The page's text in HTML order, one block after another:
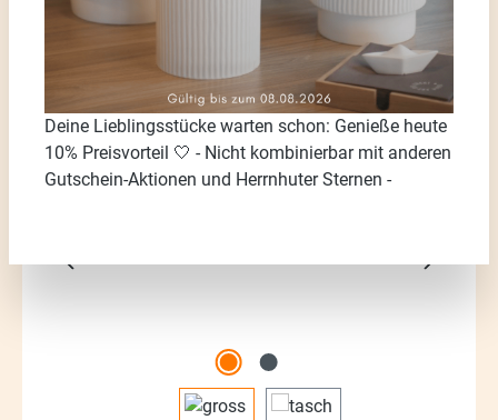
Bildergalerie überspringen
Deine Lieblingsstücke warten schon: Genieße heute
10% Preisvorteil 🤍 - Nicht kombinierbar mit anderen
Gutschein-Aktionen und Herrnhuter Sternen -